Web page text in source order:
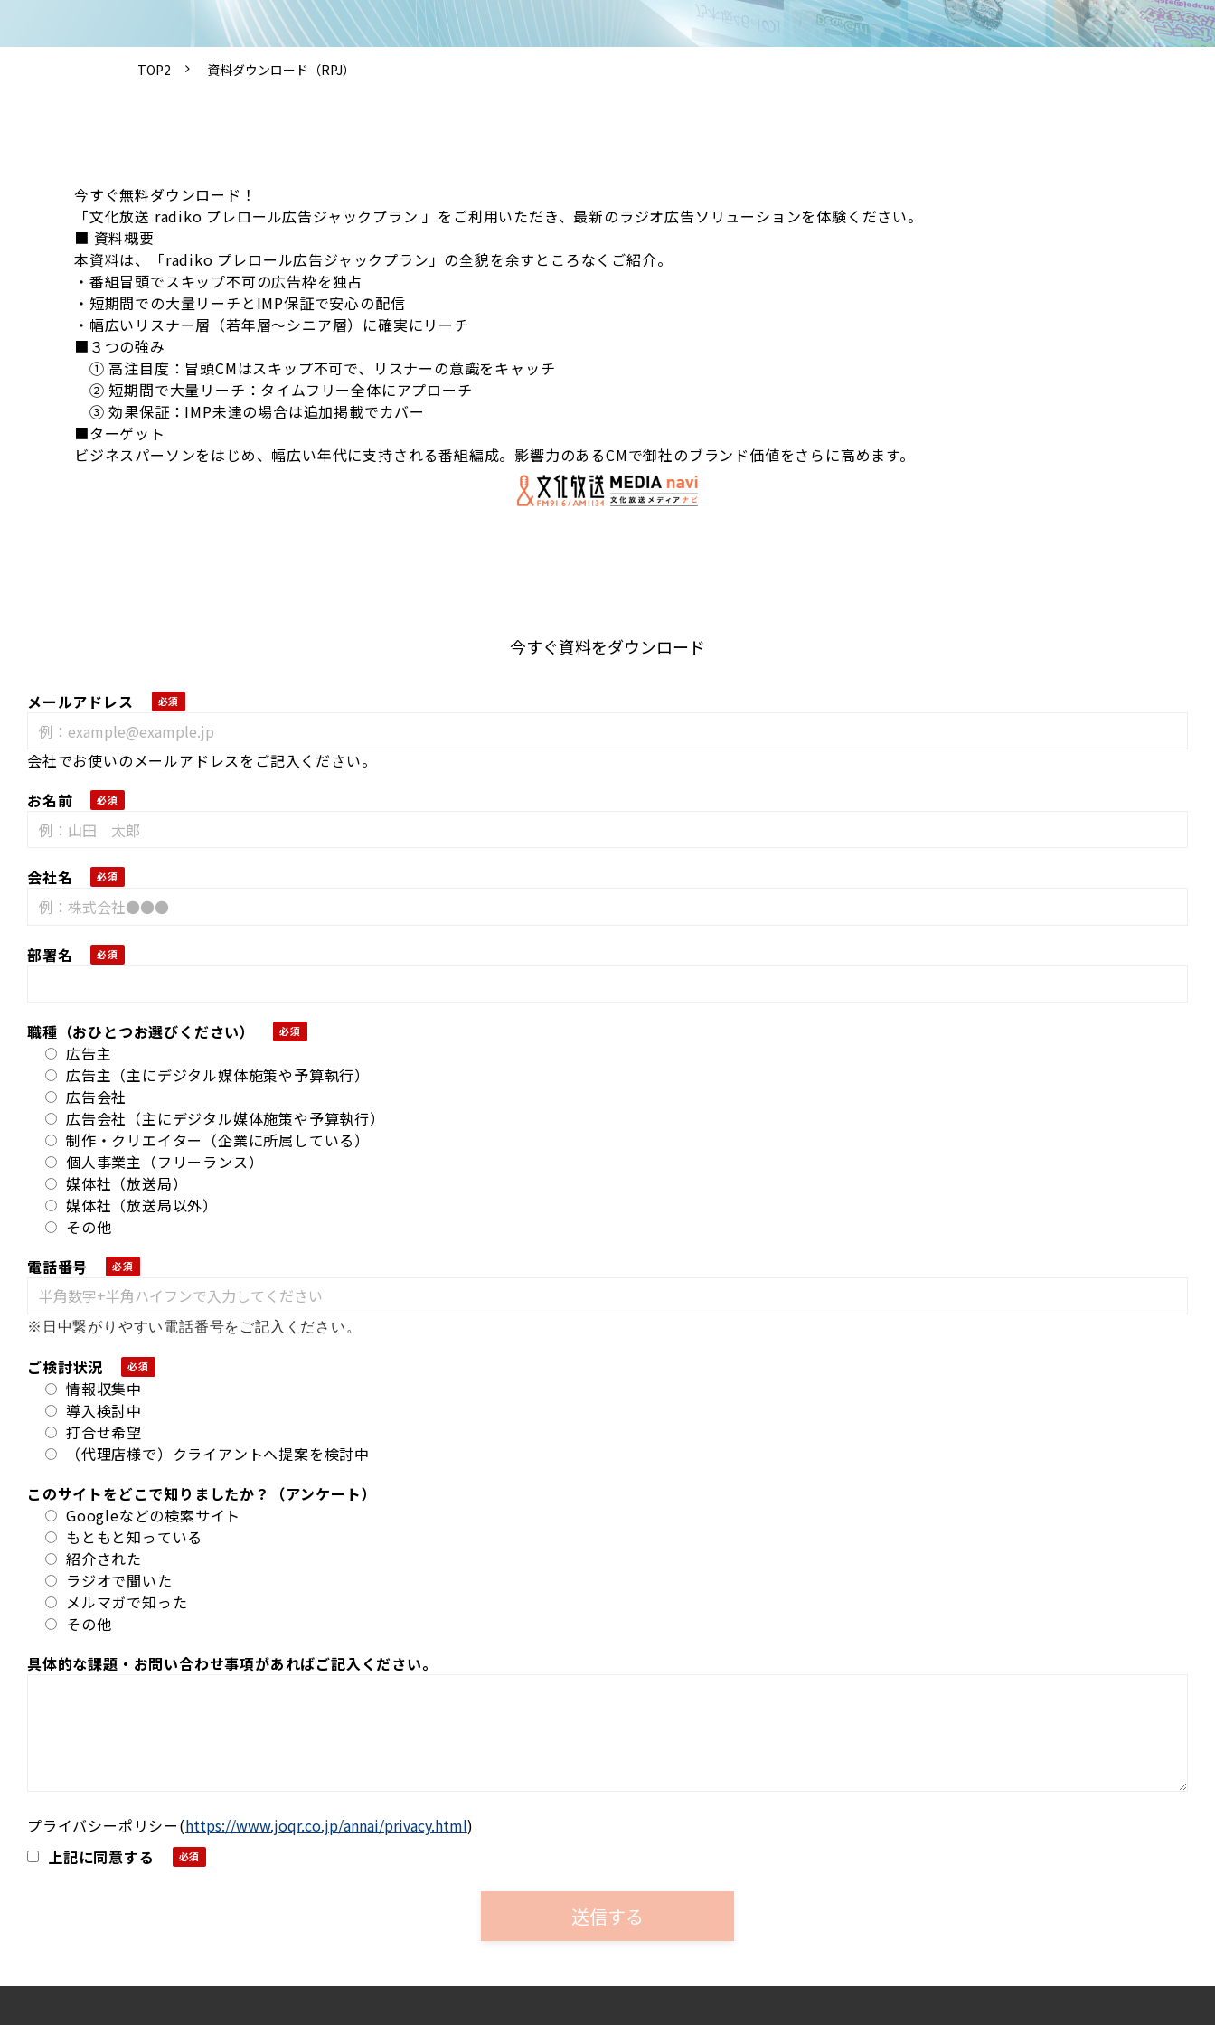
TOP2 資料ダウンロード（RPJ）
今すぐ無料ダウンロード！
「文化放送 radiko プレロール広告ジャックプラン 」をご利用いただき、最新のラジオ広告ソリューションを体験ください。
■ 資料概要
本資料は、「radiko プレロール広告ジャックプラン」の全貌を余すところなくご紹介。
・番組冒頭でスキップ不可の広告枠を独占
・短期間での大量リーチとIMP保証で安心の配信
・幅広いリスナー層（若年層～シニア層）に確実にリーチ
■３つの強み
① 高注目度：冒頭CMはスキップ不可で、リスナーの意識をキャッチ
② 短期間で大量リーチ：タイムフリー全体にアプローチ
③ 効果保証：IMP未達の場合は追加掲載でカバー
■ターゲット
ビジネスパーソンをはじめ、幅広い年代に支持される番組編成。影響力のあるCMで御社のブランド価値をさらに高めます。
今すぐ資料をダウンロード
メールアドレス
会社でお使いのメールアドレスをご記入ください。
お名前
会社名
部署名
職種（おひとつお選びください）
広告主
広告主（主にデジタル媒体施策や予算執行）
広告会社
広告会社（主にデジタル媒体施策や予算執行）
制作・クリエイター（企業に所属している）
個人事業主（フリーランス）
媒体社（放送局）
媒体社（放送局以外）
その他
電話番号
※日中繋がりやすい電話番号をご記入ください。
ご検討状況
情報収集中
導入検討中
打合せ希望
（代理店様で）クライアントへ提案を検討中
このサイトをどこで知りましたか？（アンケート）
Googleなどの検索サイト
もともと知っている
紹介された
ラジオで聞いた
メルマガで知った
その他
具体的な課題・お問い合わせ事項があればご記入ください。
プライバシーポリシー(https://www.joqr.co.jp/annai/privacy.html)
上記に同意する